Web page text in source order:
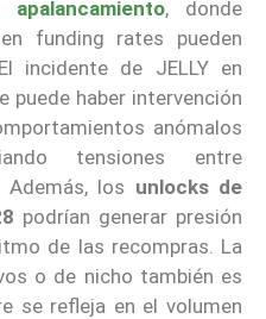
apalancamiento, donde
funding rates pueden
incidente de JELLY en
puede haber intervención
anómalos
tensiones entre
los unlocks de
podrían generar presión
de las recompras. La
o de nicho también es
se refleja en el volumen